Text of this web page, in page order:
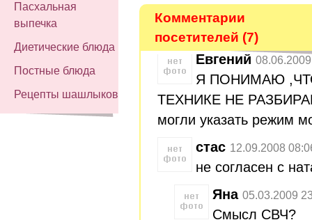
Пасхальная
выпечка
Диетические блюда
Постные блюда
Рецепты шашлыков
Комментарии
посетителей (7)
Евгений
Я ПОНИМАЮ
ТЕХНИКЕ НЕ
могли указать режим
стас 12.09.2008
не согласен с
Яна 05.03.2009
Смысл СВЧ?